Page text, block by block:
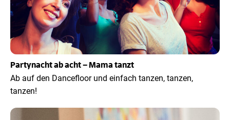
Partynacht ab acht – Mama tanzt
Ab auf den Dancefloor und einfach tanzen, tanzen,
tanzen!